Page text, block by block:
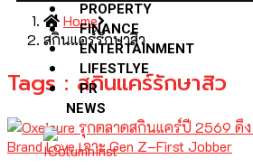
PROPERTY
FINANCE
ENTERTAINMENT
LIFESTLYE
PR
NEWS
Home
สกินแคร์รักษาสิว
Tags : สกินแคร์รักษาสิว